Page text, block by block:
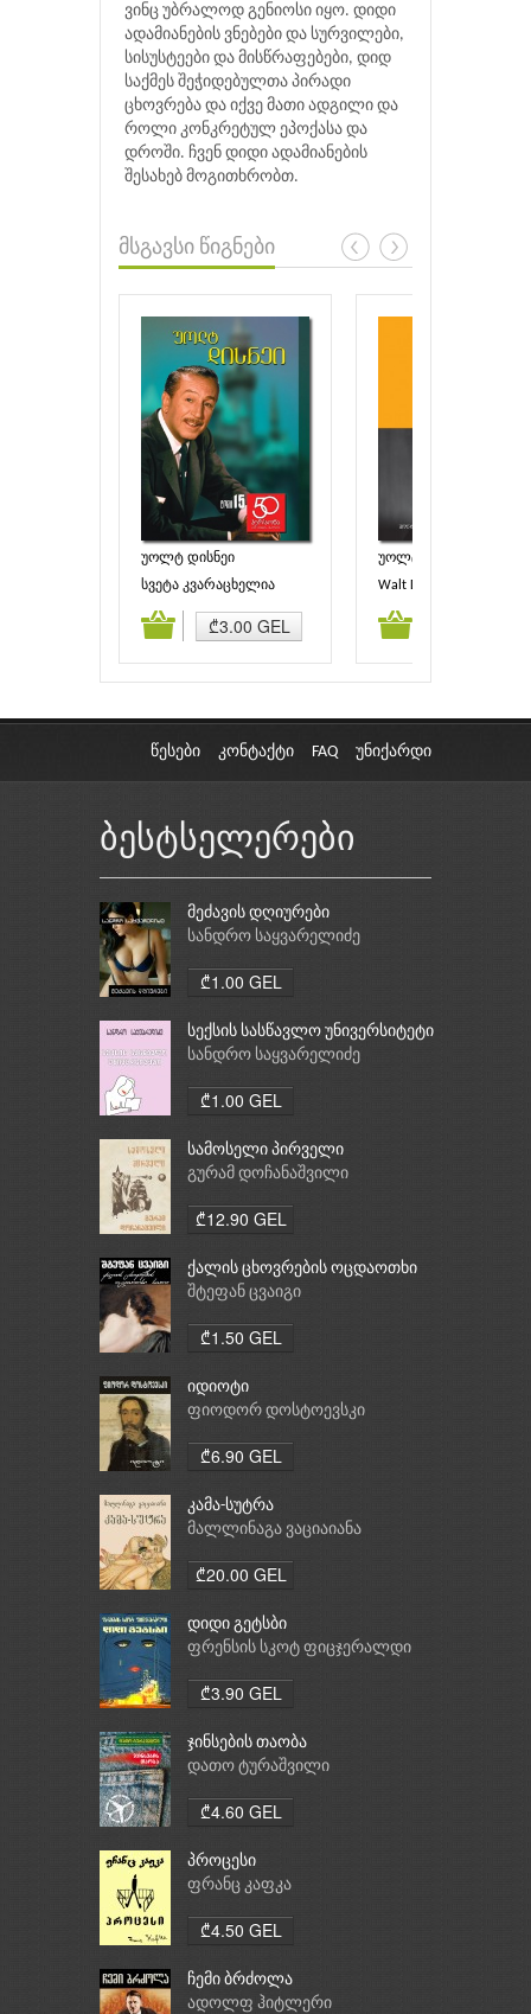
ვინც უბრალოდ გენიოსი იყო. დიდი
ადამიანების ვნებები და სურვილები,
სისუსტეები და მისწრაფებები, დიდ
საქმეს შეჭიდებულთა პირადი
ცხოვრება და იქვე მათი ადგილი და
როლი კონკრეტულ ეპოქასა და
დროში. ჩვენ დიდი ადამიანების
შესახებ მოგითხრობთ.
მსგავსი წიგნები
უოლტ დისნეი
სვეტა კვარაცხელია
₾3.00 GEL
უოლტ დისნეი
Walt Disney
კალათაში დამატება კალათაში
წესები კონტაქტი FAQ უნიქარდი
ბესტსელერები
მეძავის დღიურები
სანდრო საყვარელიძე
₾1.00 GEL
სექსის სასწავლო უნივერსიტეტი
სანდრო საყვარელიძე
₾1.00 GEL
სამოსელი პირველი
გურამ დოჩანაშვილი
₾12.90 GEL
ქალის ცხოვრების ოცდაოთხი
საათი
შტეფან ცვაიგი
₾1.50 GEL
იდიოტი
ფიოდორ დოსტოევსკი
₾6.90 GEL
კამა-სუტრა
მალლინაგა ვაციაიანა
₾20.00 GEL
დიდი გეტსბი
ფრენსის სკოტ ფიცჯერალდი
₾3.90 GEL
ჯინსების თაობა
დათო ტურაშვილი
₾4.60 GEL
პროცესი
ფრანც კაფკა
₾4.50 GEL
ჩემი ბრძოლა
ადოლფ ჰიტლერი